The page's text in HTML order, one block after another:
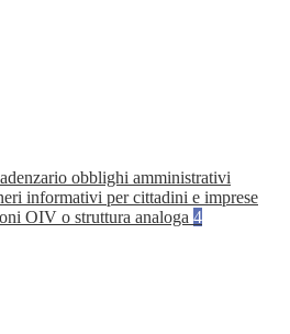
obblighi amministrativi
informativi per cittadini e imprese
OIV o struttura analoga 4